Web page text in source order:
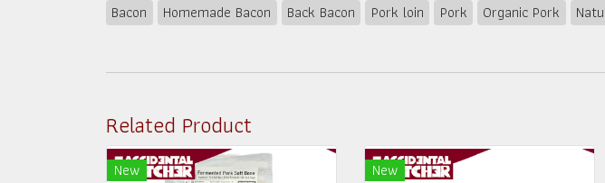
Bacon Homemade Bacon Back Bacon Pork loin Pork Organic Pork
Related Product
New New